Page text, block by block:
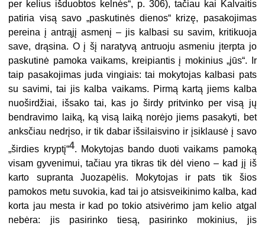
per kelius išduobtos kelnės“, p. 306), tačiau kai Kalvaitis
patiria visą savo „paskutinės dienos“ krizę, pasakojimas
pereina į antrąjį asmenį – jis kalbasi su savim, kritikuoja
save, drąsina. O į šį naratyvą antruoju asmeniu įterpta jo
paskutinė pamoka vaikams, kreipiantis į mokinius „jūs“. Ir
taip pasakojimas juda vingiais: tai mokytojas kalbasi pats
su savimi, tai jis kalba vaikams. Pirmą kartą jiems kalba
nuoširdžiai, išsako tai, kas jo širdy pritvinko per visą jų
bendravimo laiką, ką visą laiką norėjo jiems pasakyti, bet
anksčiau nedrįso, ir tik dabar išsilaisvino ir įsiklausė į savo
„širdies kryptį“4. Mokytojas bando duoti vaikams pamoką
visam gyvenimui, tačiau yra tikras tik dėl vieno – kad jį iš
karto supranta Juozapėlis. Mokytojas ir pats tik šios
pamokos metu suvokia, kad tai jo atsisveikinimo kalba, kad
korta jau mesta ir kad po tokio atsivėrimo jam kelio atgal
nebėra: jis pasirinko tiesą, pasirinko mokinius, jis